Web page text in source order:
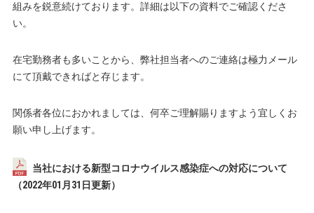
組みを鋭意続けております。詳細は以下の資料でご確認くださ
い。
在宅勤務者も多いことから、弊社担当者へのご連絡は極力メール
にて頂戴できればと存じます。
関係者各位におかれましては、何卒ご理解賜りますよう宜しくお
願い申し上げます。
当社における新型コロナウイルス感染症への対応について
（2022年01月31日更新）